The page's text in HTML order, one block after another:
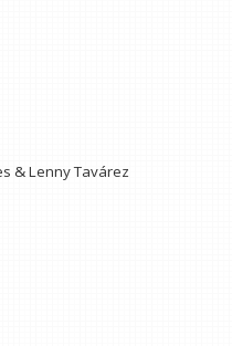
& Lenny Tavárez